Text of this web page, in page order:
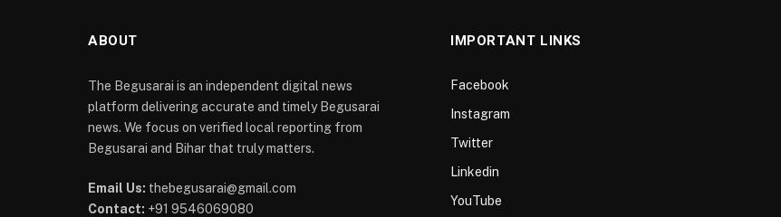
ABOUT
The Begusarai is an independent digital news
platform delivering accurate and timely Begusarai
news. We focus on verified local reporting from
Begusarai and Bihar that truly matters.
Email Us: thebegusarai@gmail.com
Contact: +91 9546069080
IMPORTANT LINKS
Facebook
Instagram
Twitter
Linkedin
YouTube